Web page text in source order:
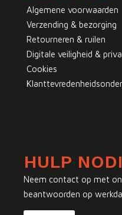
Algemene voorwaarden
Verzending & bezorging
Retourneren & ruilen
Digitale veiligheid &
Cookies
HULP
Neem contact op met
beantwoorden op